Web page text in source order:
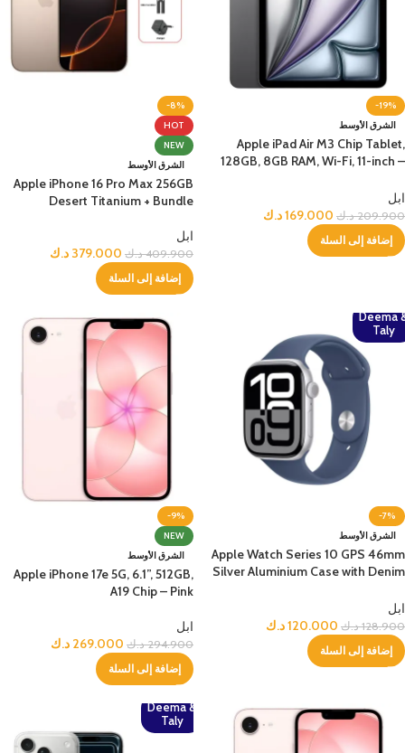
-19%
الشرق الأوسط
Apple iPad Air M3 Chip Tablet,
128GB, 8GB RAM, Wi-Fi, 11-inch –
ابل
209.900 د.ك 169.000د.ك
إضافة إلى السلة
-8%
HOT
NEW
الشرق الأوسط
Apple iPhone 16 Pro Max 256GB
Desert Titanium + Bundle
ابل
409.900 د.ك 379.000 د.ك
إضافة إلى السلة
Deema
Taly
-7%
الشرق الأوسط
Apple Watch Series 10 GPS 46mm
Silver Aluminium Case with Denim
ابل
128.900 د.ك 120.000د.ك
إضافة إلى السلة
-9%
NEW
الشرق الأوسط
Apple iPhone 17e 5G, 6.1”, 512GB,
A19 Chip – Pink
ابل
294.900 د.ك 269.000 د.ك
إضافة إلى السلة
Deema &
Taly